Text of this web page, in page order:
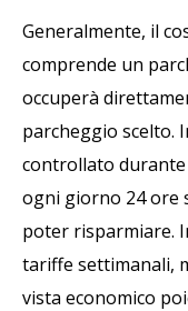
Generalmente, il
comprende un
occuperà
parcheggio scelto.
controllato
ogni giorno 24 ore
poter risparmiare.
tariffe settimanali,
vista economico